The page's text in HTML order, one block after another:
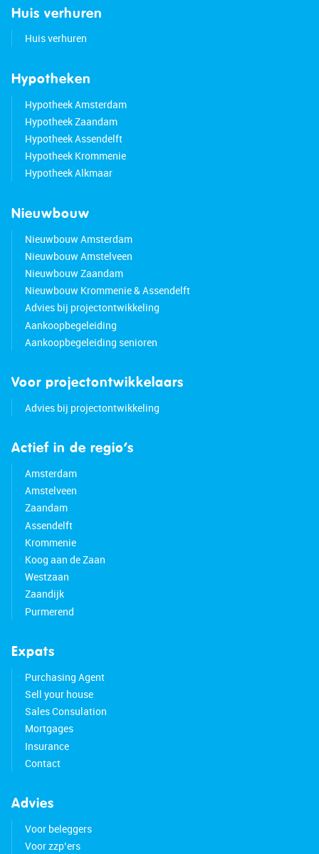
Huis verhuren
Huis verhuren
Hypotheken
Hypotheek Amsterdam
Hypotheek Zaandam
Hypotheek Assendelft
Hypotheek Krommenie
Hypotheek Alkmaar
Nieuwbouw
Nieuwbouw Amsterdam
Nieuwbouw Amstelveen
Nieuwbouw Zaandam
Nieuwbouw Krommenie & Assendelft
Advies bij projectontwikkeling
Aankoopbegeleiding
Aankoopbegeleiding senioren
Voor projectontwikkelaars
Advies bij projectontwikkeling
Actief in de regio’s
Amsterdam
Amstelveen
Zaandam
Assendelft
Krommenie
Koog aan de Zaan
Westzaan
Zaandijk
Purmerend
Expats
Purchasing Agent
Sell your house
Sales Consulation
Mortgages
Insurance
Contact
Advies
Voor beleggers
Voor zzp’ers